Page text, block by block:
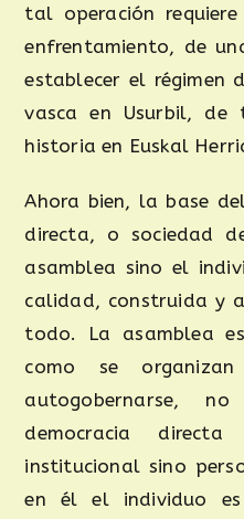
tal operación
enfrentamiento, de
establecer el régimen
vasca en Usurbil, de
historia en Euskal
Ahora bien, la base
directa, o sociedad
asamblea sino el
calidad, construida y
todo. La asamblea
como se
autogobernarse,
democracia
institucional sino
en él el individuo